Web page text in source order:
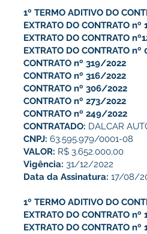
1º TERMO ADITIVO DO
EXTRATO DO CONTRATO
EXTRATO DO CONTRATO
EXTRATO DO CONTRATO
CONTRATO nº 319/2022
CONTRATO nº 316/2022
CONTRATO nº 306/2022
CONTRATO nº 273/2022
CONTRATO nº 249/2022
CONTRATADO: DALCAR
CNPJ: 63.595.979/0001-08
VALOR: R$ 3.652.000,00
Vigência: 31/12/2022
Data da Assinatura: 17/08/
1º TERMO ADITIVO DO
EXTRATO DO CONTRATO
EXTRATO DO CONTRATO